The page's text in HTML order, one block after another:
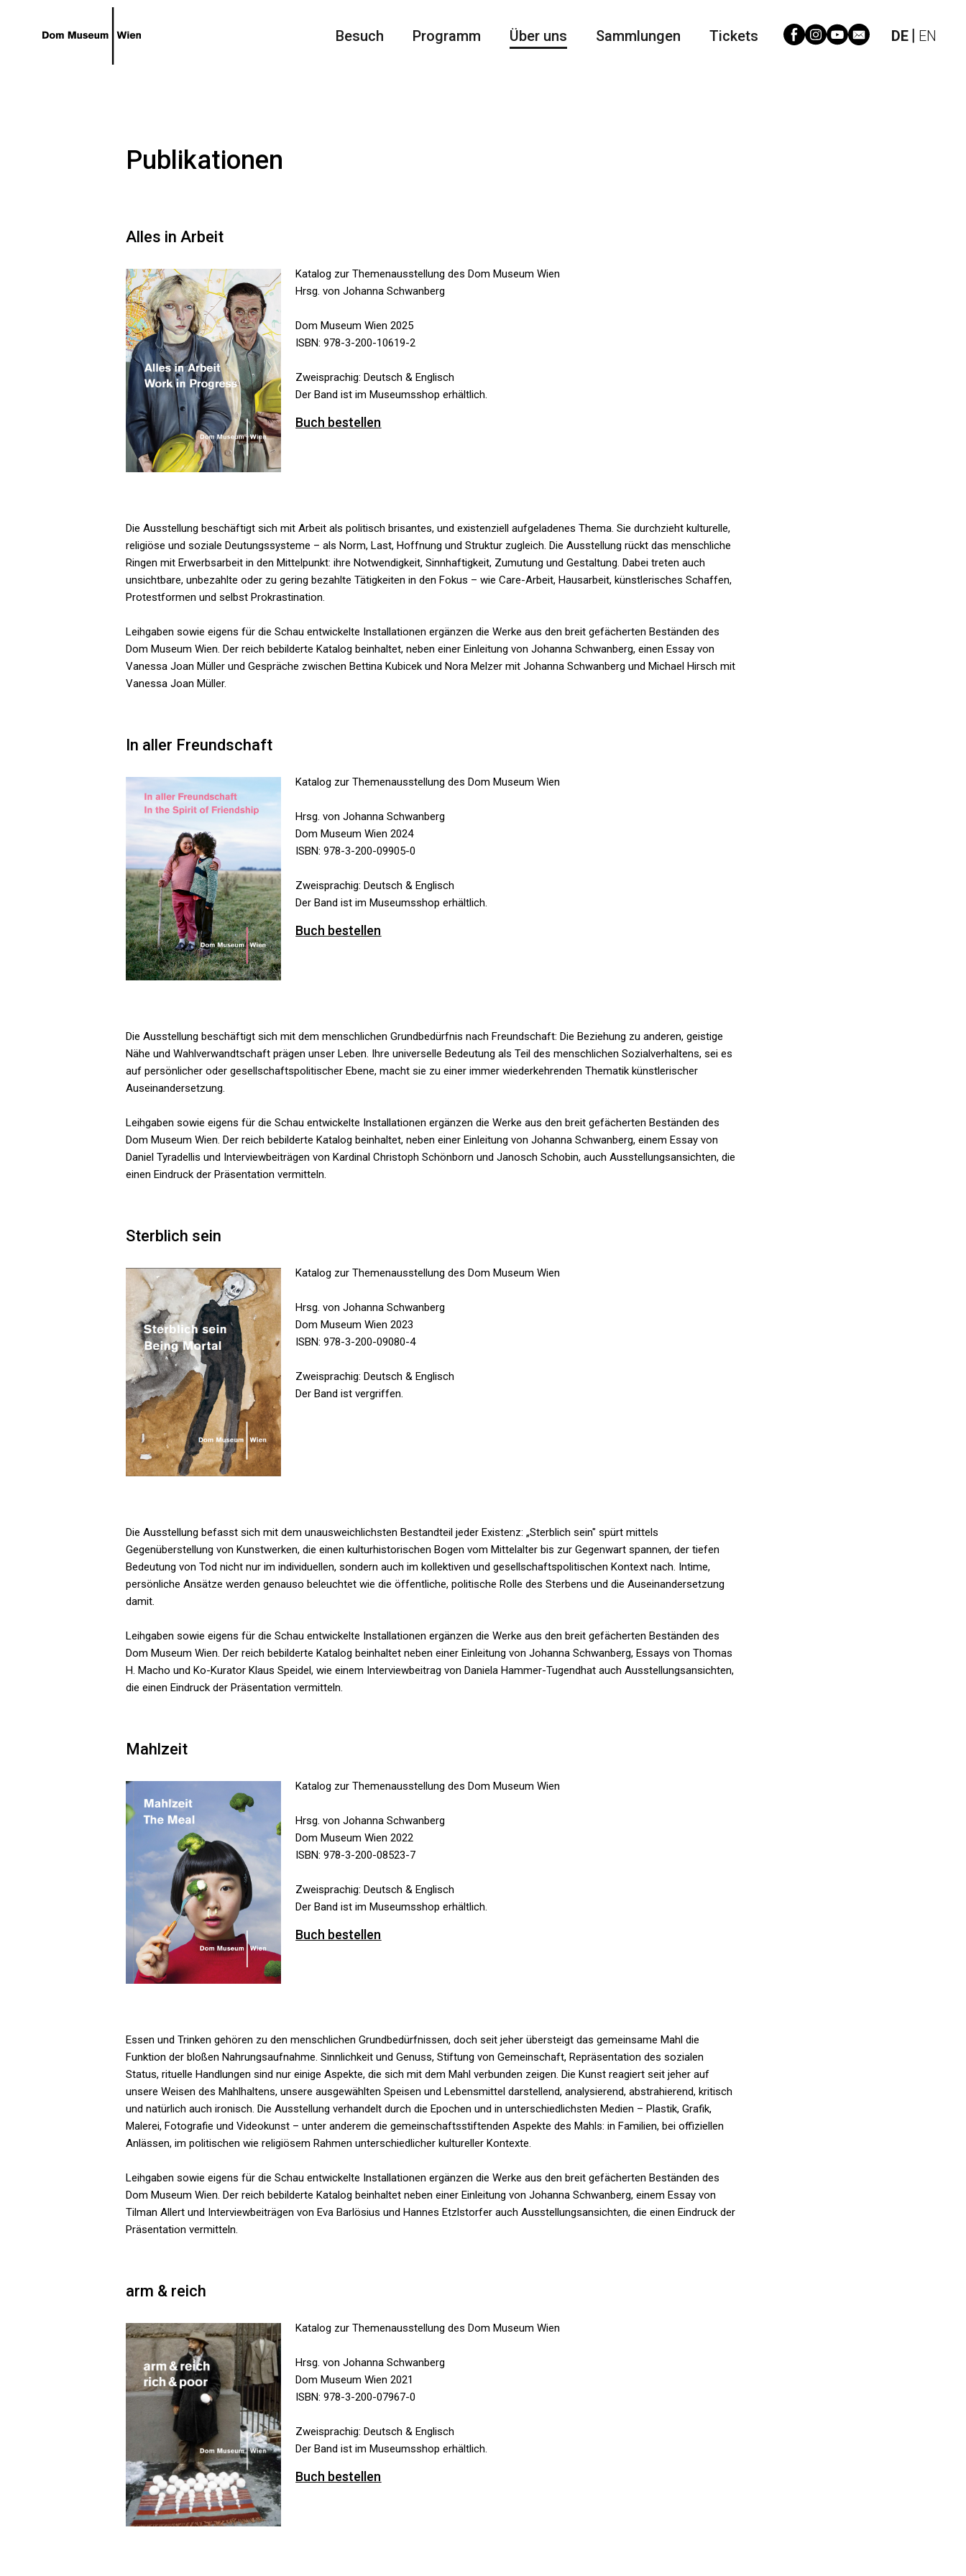
Besuch Programm Über uns Sammlungen Tickets DE EN
Publikationen
Alles in Arbeit
Katalog zur Themenausstellung des Dom Museum Wien
Hrsg. von Johanna Schwanberg
Dom Museum Wien 2025
ISBN: 978-3-200-10619-2
Zweisprachig: Deutsch & Englisch
Der Band ist im Museumsshop erhältlich.
Buch bestellen
Die Ausstellung beschäftigt sich mit Arbeit als politisch brisantes, und existenziell aufgeladenes Thema. Sie durchzieht kulturelle,
religiöse und soziale Deutungssysteme – als Norm, Last, Hoffnung und Struktur zugleich. Die Ausstellung rückt das menschliche
Ringen mit Erwerbsarbeit in den Mittelpunkt: ihre Notwendigkeit, Sinnhaftigkeit, Zumutung und Gestaltung. Dabei treten auch
unsichtbare, unbezahlte oder zu gering bezahlte Tätigkeiten in den Fokus – wie Care-Arbeit, Hausarbeit, künstlerisches Schaffen,
Protestformen und selbst Prokrastination.
Leihgaben sowie eigens für die Schau entwickelte Installationen ergänzen die Werke aus den breit gefächerten Beständen des
Dom Museum Wien. Der reich bebilderte Katalog beinhaltet, neben einer Einleitung von Johanna Schwanberg, einen Essay von
Vanessa Joan Müller und Gespräche zwischen Bettina Kubicek und Nora Melzer mit Johanna Schwanberg und Michael Hirsch mit
Vanessa Joan Müller.
In aller Freundschaft
Katalog zur Themenausstellung des Dom Museum Wien
Hrsg. von Johanna Schwanberg
Dom Museum Wien 2024
ISBN: 978-3-200-09905-0
Zweisprachig: Deutsch & Englisch
Der Band ist im Museumsshop erhältlich.
Buch bestellen
Die Ausstellung beschäftigt sich mit dem menschlichen Grundbedürfnis nach Freundschaft: Die Beziehung zu anderen, geistige
Nähe und Wahlverwandtschaft prägen unser Leben. Ihre universelle Bedeutung als Teil des menschlichen Sozialverhaltens, sei es
auf persönlicher oder gesellschaftspolitischer Ebene, macht sie zu einer immer wiederkehrenden Thematik künstlerischer
Auseinandersetzung.
Leihgaben sowie eigens für die Schau entwickelte Installationen ergänzen die Werke aus den breit gefächerten Beständen des
Dom Museum Wien. Der reich bebilderte Katalog beinhaltet, neben einer Einleitung von Johanna Schwanberg, einem Essay von
Daniel Tyradellis und Interviewbeiträgen von Kardinal Christoph Schönborn und Janosch Schobin, auch Ausstellungsansichten, die
einen Eindruck der Präsentation vermitteln.
Sterblich sein
Katalog zur Themenausstellung des Dom Museum Wien
Hrsg. von Johanna Schwanberg
Dom Museum Wien 2023
ISBN: 978-3-200-09080-4
Zweisprachig: Deutsch & Englisch
Der Band ist vergriffen.
Die Ausstellung befasst sich mit dem unausweichlichsten Bestandteil jeder Existenz: „Sterblich sein" spürt mittels
Gegenüberstellung von Kunstwerken, die einen kulturhistorischen Bogen vom Mittelalter bis zur Gegenwart spannen, der tiefen
Bedeutung von Tod nicht nur im individuellen, sondern auch im kollektiven und gesellschaftspolitischen Kontext nach. Intime,
persönliche Ansätze werden genauso beleuchtet wie die öffentliche, politische Rolle des Sterbens und die Auseinandersetzung
damit.
Leihgaben sowie eigens für die Schau entwickelte Installationen ergänzen die Werke aus den breit gefächerten Beständen des
Dom Museum Wien. Der reich bebilderte Katalog beinhaltet neben einer Einleitung von Johanna Schwanberg, Essays von Thomas
H. Macho und Ko-Kurator Klaus Speidel, wie einem Interviewbeitrag von Daniela Hammer-Tugendhat auch Ausstellungsansichten,
die einen Eindruck der Präsentation vermitteln.
Mahlzeit
Katalog zur Themenausstellung des Dom Museum Wien
Hrsg. von Johanna Schwanberg
Dom Museum Wien 2022
ISBN: 978-3-200-08523-7
Zweisprachig: Deutsch & Englisch
Der Band ist im Museumsshop erhältlich.
Buch bestellen
Essen und Trinken gehören zu den menschlichen Grundbedürfnissen, doch seit jeher übersteigt das gemeinsame Mahl die
Funktion der bloßen Nahrungsaufnahme. Sinnlichkeit und Genuss, Stiftung von Gemeinschaft, Repräsentation des sozialen
Status, rituelle Handlungen sind nur einige Aspekte, die sich mit dem Mahl verbunden zeigen. Die Kunst reagiert seit jeher auf
unsere Weisen des Mahlhaltens, unsere ausgewählten Speisen und Lebensmittel darstellend, analysierend, abstrahierend, kritisch
und natürlich auch ironisch. Die Ausstellung verhandelt durch die Epochen und in unterschiedlichsten Medien – Plastik, Grafik,
Malerei, Fotografie und Videokunst – unter anderem die gemeinschaftsstiftenden Aspekte des Mahls: in Familien, bei offiziellen
Anlässen, im politischen wie religiösem Rahmen unterschiedlicher kultureller Kontexte.
Leihgaben sowie eigens für die Schau entwickelte Installationen ergänzen die Werke aus den breit gefächerten Beständen des
Dom Museum Wien. Der reich bebilderte Katalog beinhaltet neben einer Einleitung von Johanna Schwanberg, einem Essay von
Tilman Allert und Interviewbeiträgen von Eva Barlösius und Hannes Etzlstorfer auch Ausstellungsansichten, die einen Eindruck der
Präsentation vermitteln.
arm & reich
Katalog zur Themenausstellung des Dom Museum Wien
Hrsg. von Johanna Schwanberg
Dom Museum Wien 2021
ISBN: 978-3-200-07967-0
Zweisprachig: Deutsch & Englisch
Der Band ist im Museumsshop erhältlich.
Buch bestellen